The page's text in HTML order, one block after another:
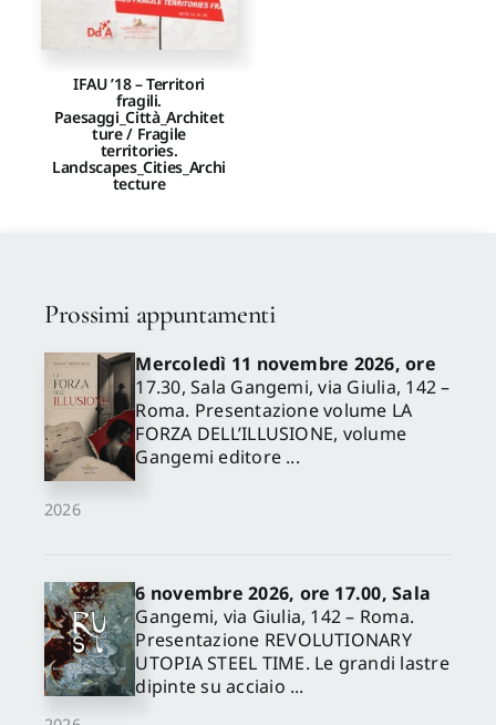
Newsletter
IFAU ’18 – Territori
fragili.
Paesaggi_Città_Architet
ture / Fragile
territories.
Landscapes_Cities_Archi
tecture
Prossimi appuntamenti
2026
Mercoledì 11 novembre 2026, ore
17.30, Sala Gangemi, via Giulia, 142 –
Roma. Presentazione volume LA
FORZA DELL’ILLUSIONE, volume
Gangemi editore ...
6 novembre 2026, ore 17.00, Sala
Gangemi, via Giulia, 142 – Roma.
Presentazione REVOLUTIONARY
UTOPIA STEEL TIME. Le grandi lastre
dipinte su acciaio ...